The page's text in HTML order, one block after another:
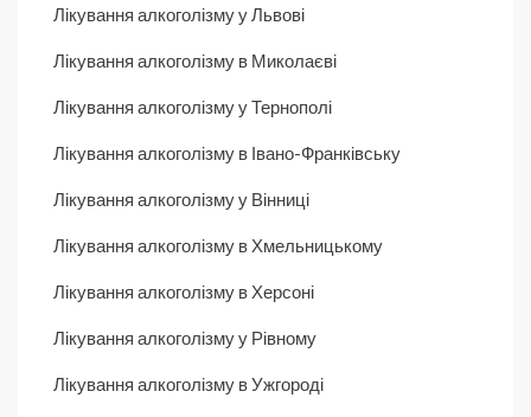
Лікування алкоголізму у Львові
Лікування алкоголізму в Миколаєві
Лікування алкоголізму у Тернополі
Лікування алкоголізму в Івано-Франківську
Лікування алкоголізму у Вінниці
Лікування алкоголізму в Хмельницькому
Лікування алкоголізму в Херсоні
Лікування алкоголізму у Рівному
Лікування алкоголізму в Ужгороді